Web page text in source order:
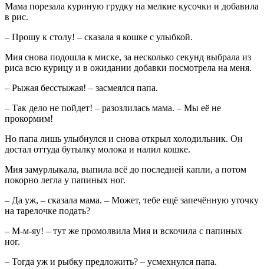
Мама порезала куриную грудку на мелкие кусочки и добавила
в рис.
– Прошу к столу! – сказала я кошке с улыбкой.
Мия снова подошла к миске, за несколько секунд выбрала из
риса всю курицу и в ожидании добавки посмотрела на меня.
– Рыжая бесстыжая! – засмеялся папа.
– Так дело не пойдет! ­– разозлилась мама. – Мы её не
прокормим!
Но папа лишь улыбнулся и снова открыл холодильник. Он
достал оттуда бутылку молока и налил кошке.
Мия замурлыкала, выпила всё до последней капли, а потом
покорно легла у папиных ног.
– Да уж, – сказала мама. – Может, тебе ещё запечённую уточку
на тарелочке подать?
– М-м-яу! – тут же промолвила Мия и вскочила с папиных
ног.
– Тогда уж и рыбку предложить? – усмехнулся папа.